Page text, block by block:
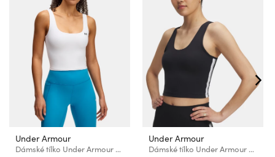
Under Armour
Dámské tílko Under Armour Motion Tank EMEA
Under Armour
Dámské tílko Under Armour UA Motion Sport Tape Tank-BLK